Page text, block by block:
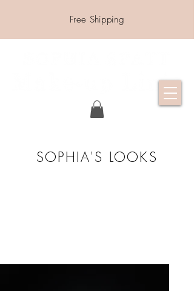
Free Shipping
SOPHIA'S LOOKS